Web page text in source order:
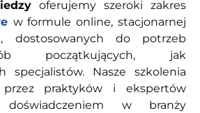
oferujemy szeroki zakres
w formule online, stacjonarnej
dostosowanych do potrzeb
początkujących, jak
specjalistów. Nasze szkolenia
praktyków i ekspertów
w branży